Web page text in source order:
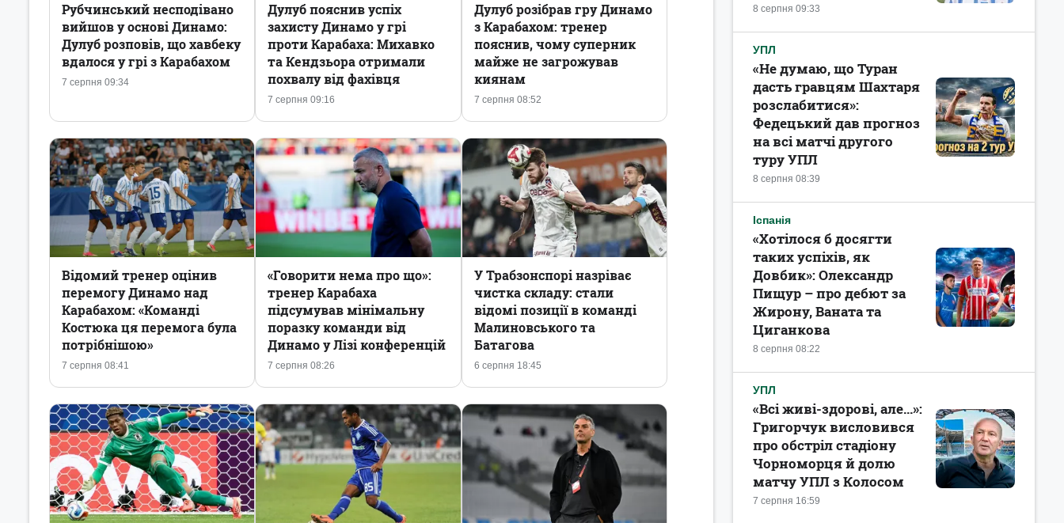
7 серпня 09:34
Рубчинський несподівано
вийшов у основі Динамо:
Дулуб розповів, що хавбеку
вдалося у грі з Карабахом
7 серпня 09:16
Дулуб пояснив успіх
захисту Динамо у грі
проти Карабаха: Михавко
та Кендзьора отримали
похвалу від фахівця
7 серпня 08:52
Дулуб розібрав гру Динамо
з Карабахом: тренер
пояснив, чому суперник
майже не загрожував
киянам
7 серпня 08:41
Відомий тренер оцінив
перемогу Динамо над
Карабахом: «Команді
Костюка ця перемога була
потрібнішою»
7 серпня 08:26
«Говорити нема про що»:
тренер Карабаха
підсумував мінімальну
поразку команди від
Динамо у Лізі конференцій
6 серпня 18:45
У Трабзонспорі назріває
чистка складу: стали
відомі позиції в команді
Малиновського та
Батагова
8 серпня 09:33
УПЛ
8 серпня 08:39
«Не думаю, що Туран
дасть гравцям Шахтаря
розслабитися»:
Федецький дав прогноз
на всі матчі другого
туру УПЛ
Іспанія
8 серпня 08:22
«Хотілося б досягти
таких успіхів, як
Довбик»: Олександр
Пищур – про дебют за
Жирону, Ваната та
Циганкова
УПЛ
7 серпня 16:59
«Всі живі-здорові, але...»:
Григорчук висловився
про обстріл стадіону
Чорноморця й долю
матчу УПЛ з Колосом